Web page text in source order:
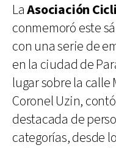
LaAsociación
conmemoró este
con una serie de
en la ciudad de
lugar sobre la calle
Coronel Uzin,
destacada de
categorías, desde